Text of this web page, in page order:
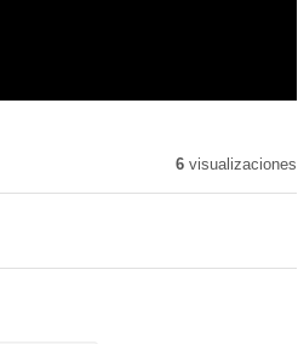
6visualizaciones